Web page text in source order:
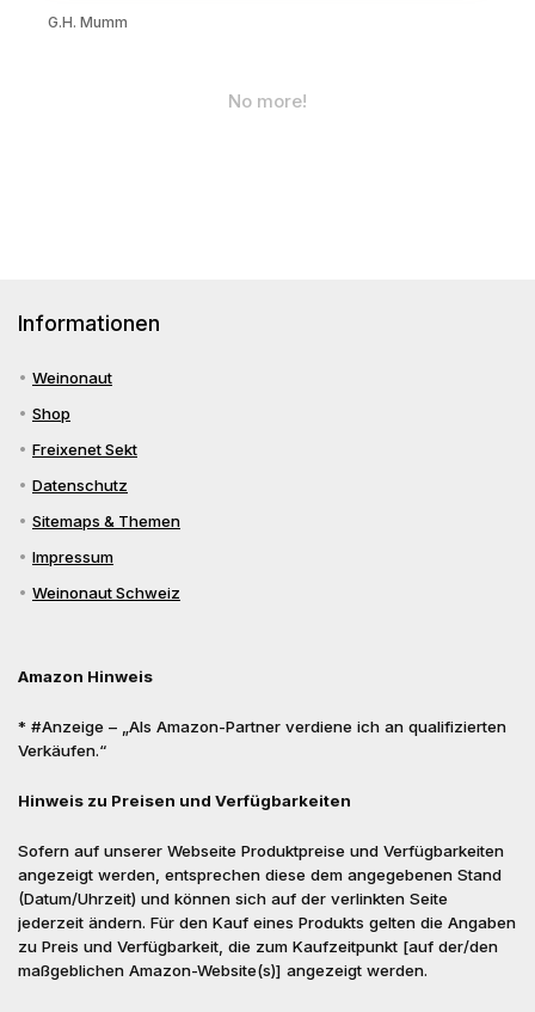
G.H. Mumm
No more!
Informationen
Weinonaut
Shop
Freixenet Sekt
Datenschutz
Sitemaps & Themen
Impressum
Weinonaut Schweiz
Amazon Hinweis
* #Anzeige – „Als Amazon-Partner verdiene ich an qualifizierten
Verkäufen.“
Hinweis zu Preisen und Verfügbarkeiten
Sofern auf unserer Webseite Produktpreise und Verfügbarkeiten
angezeigt werden, entsprechen diese dem angegebenen Stand
(Datum/Uhrzeit) und können sich auf der verlinkten Seite
jederzeit ändern. Für den Kauf eines Produkts gelten die Angaben
zu Preis und Verfügbarkeit, die zum Kaufzeitpunkt [auf der/den
maßgeblichen Amazon-Website(s)] angezeigt werden.